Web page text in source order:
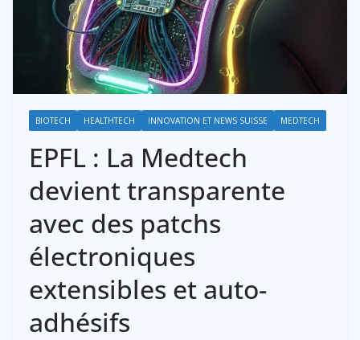
BIOTECH HEALTHTECH INNOVATION ET NEWS SUISSE MEDTECH
EPFL : La Medtech
devient transparente
avec des patchs
électroniques
extensibles et auto-
adhésifs